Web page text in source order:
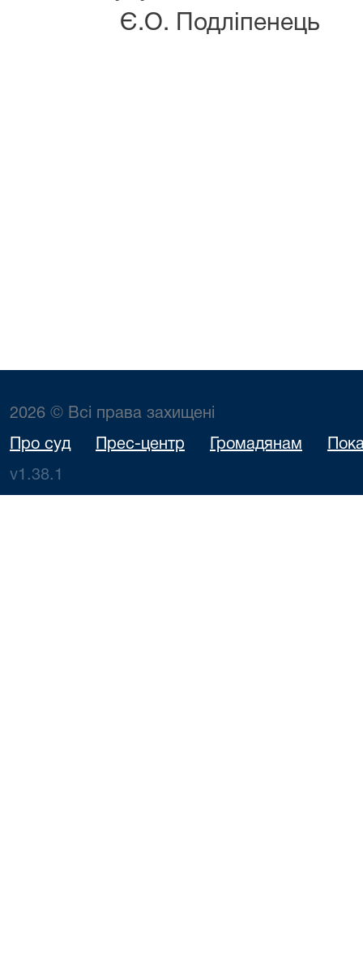
Є.О. Подліпенець
2026 © Всі права захищені
Про суд Прес-центр Громадянам
v1.38.1